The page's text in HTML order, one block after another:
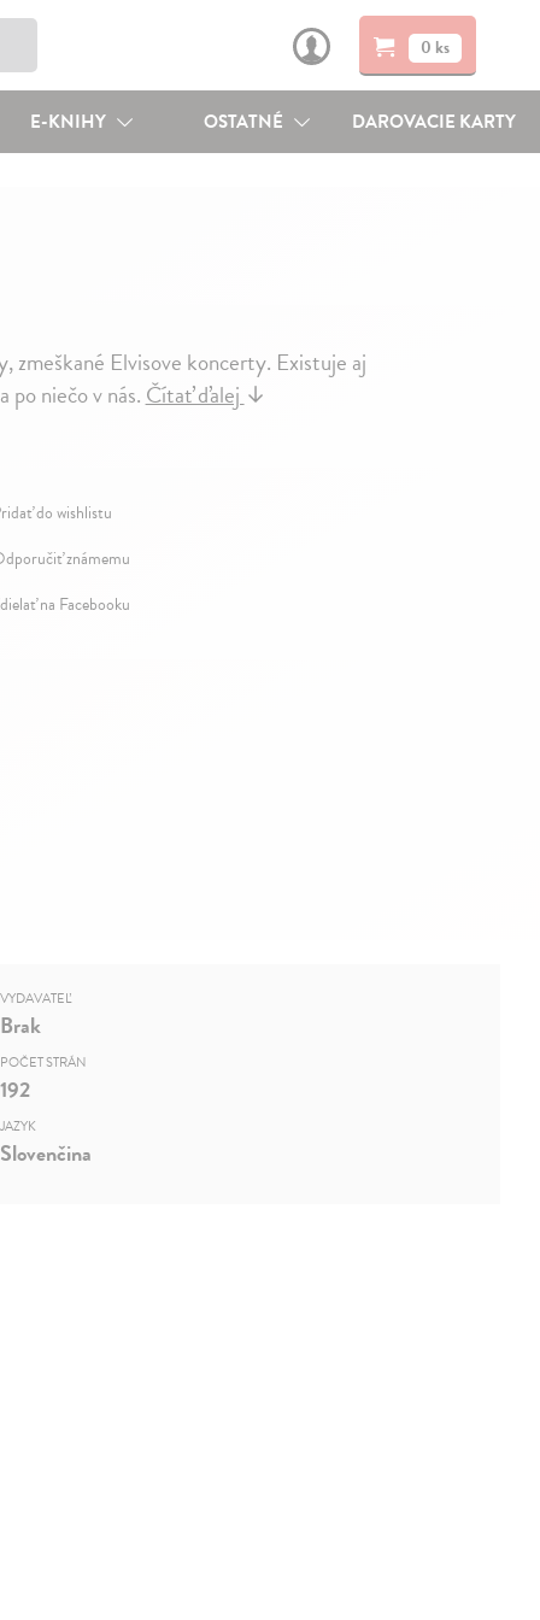
0 ks
E-KNIHY OSTATNÉ DAROVACIE KARTY
zmeškané Elvisove koncerty. Existuje aj
po niečo v nás.Čítať ďalej↓
do wishlistu
známemu
na Facebooku
VYDAVATEĽ
Brak
POČET STRÁN
192
JAZYK
Slovenčina